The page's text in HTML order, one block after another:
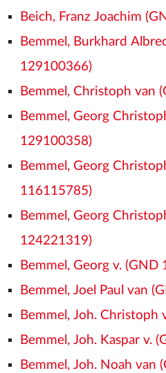
Beich, Franz Joachim
Bemmel, Burkhard
129100366)
Bemmel, Christoph van
Bemmel, Georg
129100358)
Bemmel, Georg
116115785)
Bemmel, Georg
124221319)
Bemmel, Georg v. (GND
Bemmel, Joel Paul van
Bemmel, Joh. Christoph
Bemmel, Joh. Kaspar v.
Bemmel, Joh. Noah van